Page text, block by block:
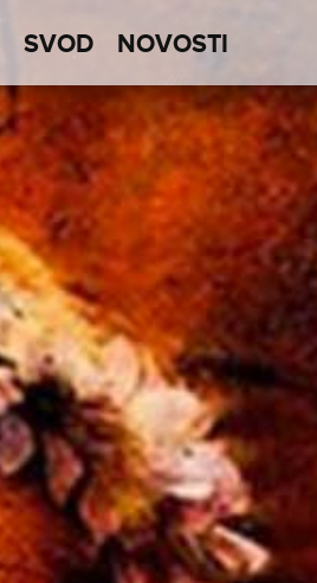
SVOD NOVOSTI